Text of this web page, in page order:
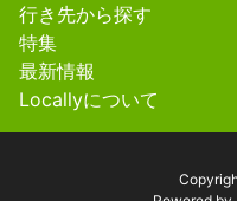
行き先から探す
特集
最新情報
Locallyについて